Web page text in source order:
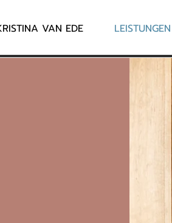
VAN EDE LEISTUNGEN